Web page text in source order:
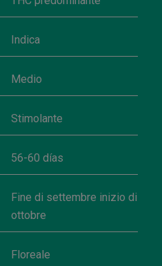
Indica
Medio
Stimolante
56-60 días
Fine di settembre inizio di
ottobre
Floreale